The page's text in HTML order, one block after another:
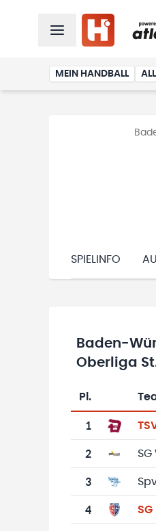
MEIN HANDBALL
SPIELINFO
Baden-
Oberliga
Tabelle mit
Pl.
1
2
3
4